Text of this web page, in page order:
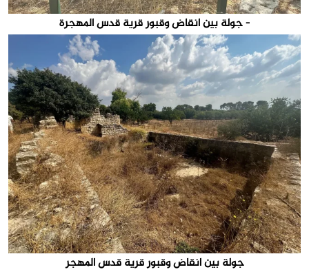
- جولة بين انقاض وقبور قرية قدس المهجرة
جولة بين انقاض وقبور قرية قدس المهجر